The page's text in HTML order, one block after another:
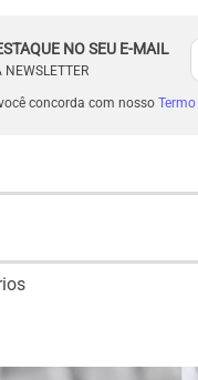
NO SEU E-MAIL
NEWSLETTER
concorda com nosso